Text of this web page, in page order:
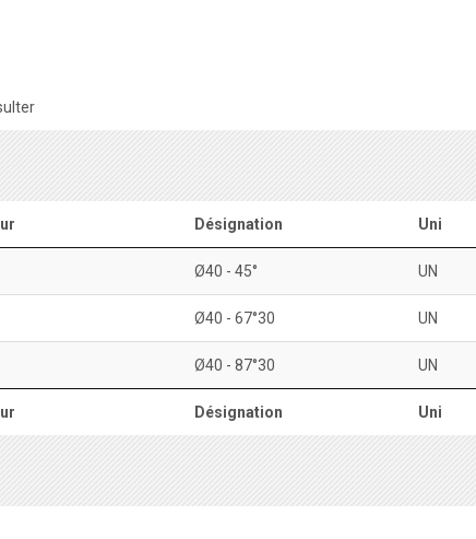
Désignation Uni
Désignation Uni
Ø40 - 45° UN
Ø40 - 67°30 UN
Ø40 - 87°30 UN